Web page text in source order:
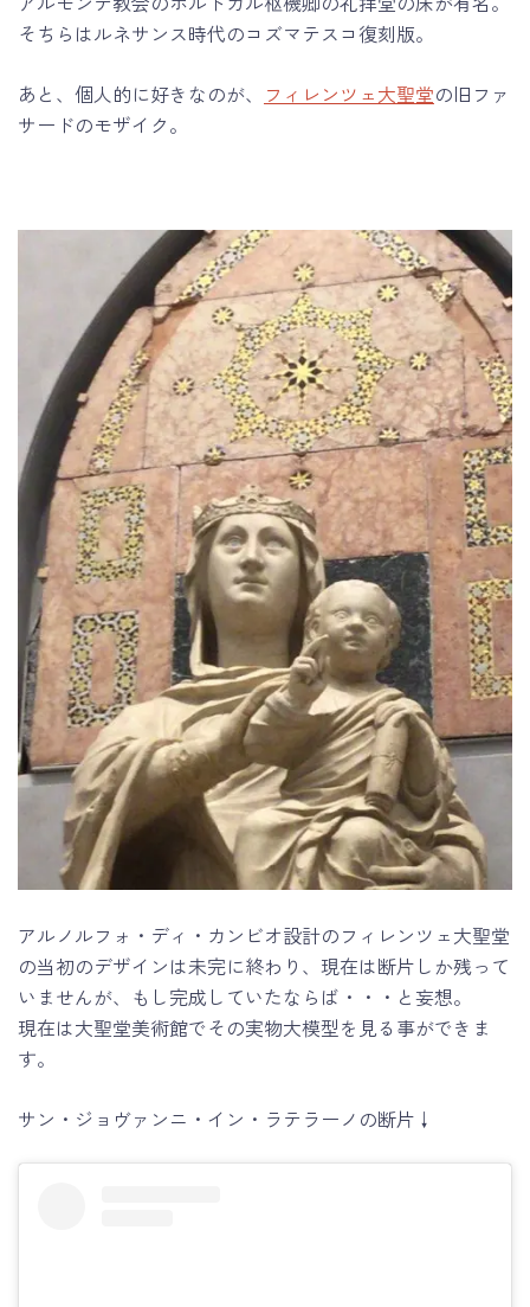
そちらはルネサンス時代のコズマテスコ復刻版。
あと、個人的に好きなのが、 フィレンツェ大聖堂の旧ファ
サードのモザイク。
アルノルフォ・ディ・カンビオ設計のフィレンツェ大聖堂
の当初のデザインは未完に終わり、現在は断片しか残って
いませんが、もし完成していたならば・・・と妄想。
現在は大聖堂美術館でその実物大模型を見る事ができま
す。
サン・ジョヴァンニ・イン・ラテラーノの断片↓